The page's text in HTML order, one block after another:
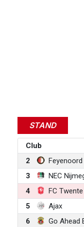
STAND
Club
2
Feyenoord
3
NEC
4
FC Twente
5
Ajax
6
Go Ahead